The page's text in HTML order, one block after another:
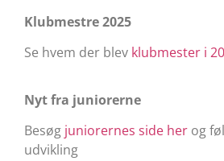
Klubmestre 2025
Se hvem der blev klubmester i
Nyt fra juniorerne
Besøg juniorernes side her og
udvikling